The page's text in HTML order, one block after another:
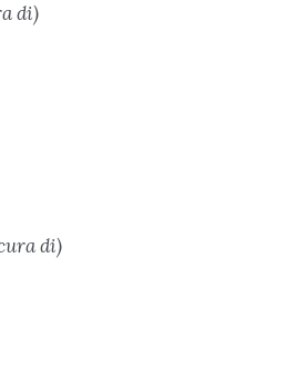
di)
di)